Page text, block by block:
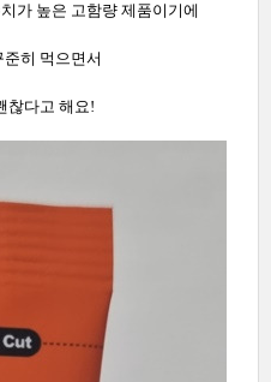
가 높은 고함량 제품이기에
히 먹으면서
찮다고 해요!